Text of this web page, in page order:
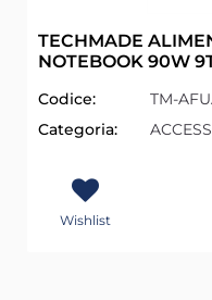
TECHMADE
NOTEBOOK 90W
Codice:
TM-
Categoria:
Wishlist